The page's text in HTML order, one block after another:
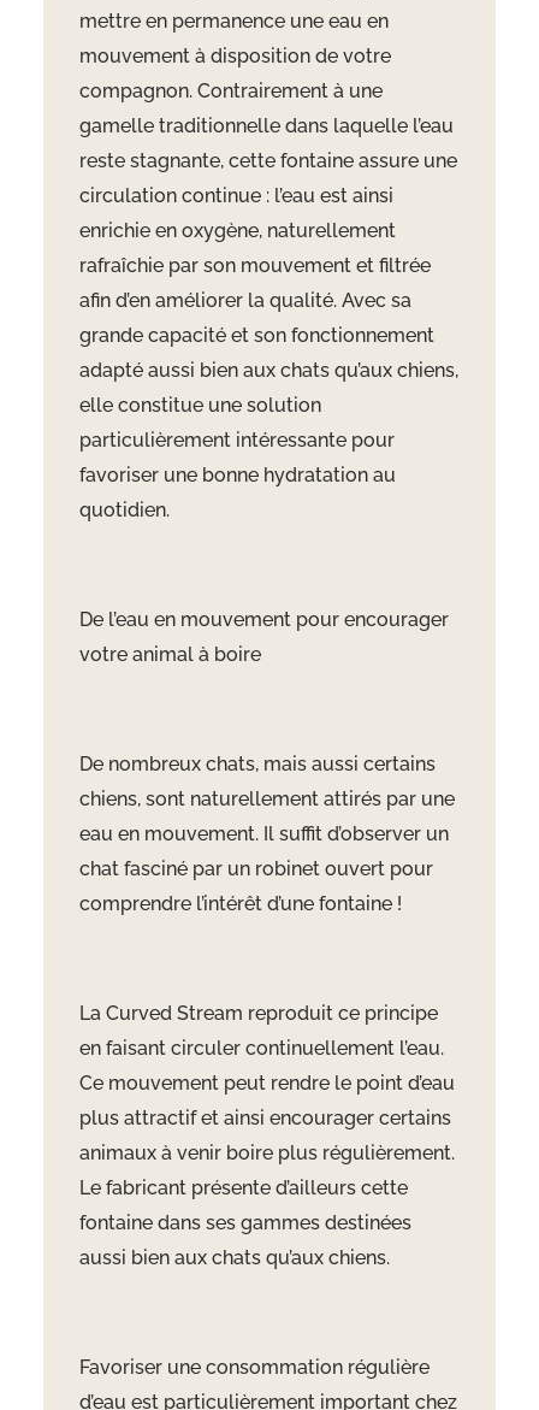
mettre en permanence une eau en
mouvement à disposition de votre
compagnon. Contrairement à une
gamelle traditionnelle dans laquelle l’eau
reste stagnante, cette fontaine assure une
circulation continue : l’eau est ainsi
enrichie en oxygène, naturellement
rafraîchie par son mouvement et filtrée
afin d’en améliorer la qualité. Avec sa
grande capacité et son fonctionnement
adapté aussi bien aux chats qu’aux chiens,
elle constitue une solution
particulièrement intéressante pour
favoriser une bonne hydratation au
quotidien.
De l’eau en mouvement pour encourager
votre animal à boire
De nombreux chats, mais aussi certains
chiens, sont naturellement attirés par une
eau en mouvement. Il suffit d’observer un
chat fasciné par un robinet ouvert pour
comprendre l’intérêt d’une fontaine !
La Curved Stream reproduit ce principe
en faisant circuler continuellement l’eau.
Ce mouvement peut rendre le point d’eau
plus attractif et ainsi encourager certains
animaux à venir boire plus régulièrement.
Le fabricant présente d’ailleurs cette
fontaine dans ses gammes destinées
aussi bien aux chats qu’aux chiens.
Favoriser une consommation régulière
d’eau est particulièrement important chez